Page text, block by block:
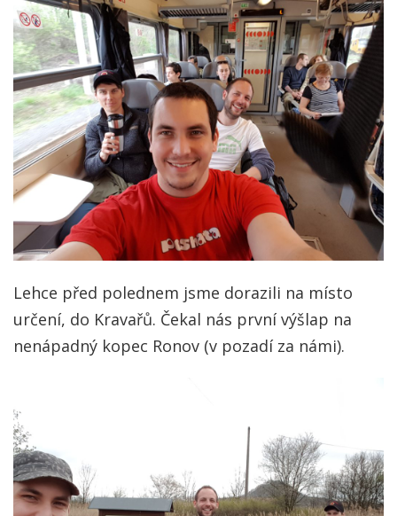
Lehce před polednem jsme dorazili na místo
určení, do Kravařů. Čekal nás první výšlap na
nenápadný kopec Ronov (v pozadí za námi).